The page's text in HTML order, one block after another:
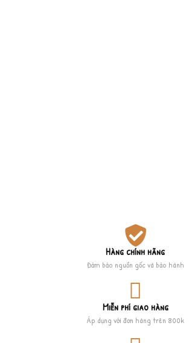
Hàng chính hãng
Đảm bảo nguồn gốc và bảo hành
Miễn phí giao hàng
Áp dụng với đơn hàng trên 800k